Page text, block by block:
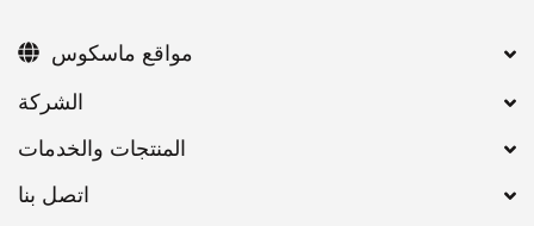
اتصل بنا
مواقع ماسكوس